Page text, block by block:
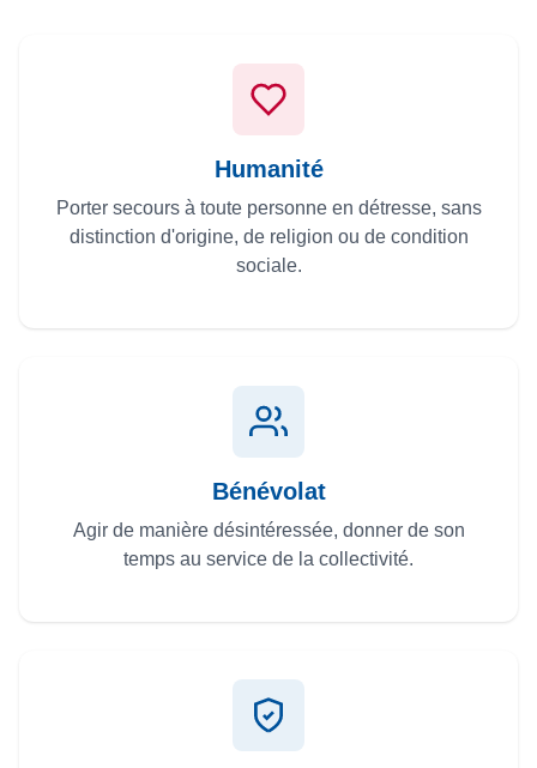
Humanité
Porter secours à toute personne en détresse, sans
distinction d'origine, de religion ou de condition
sociale.
Bénévolat
Agir de manière désintéressée, donner de son
temps au service de la collectivité.